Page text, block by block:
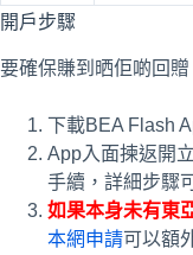
開戶步驟
要確保賺到晒佢啲回
下載BEA Flash
App入面揀返開
手續，詳細步驟
如果本身未有東
本網申請可以額